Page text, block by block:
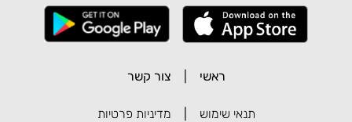
ראשי צור קשר
תנאי שימוש מדיניות פרטיות